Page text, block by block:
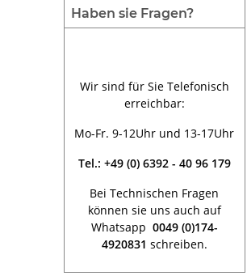
Haben sie Fragen?
Wir sind für Sie Telefonisch
erreichbar:
Mo-Fr. 9-12Uhr und 13-17Uhr
Tel.: +49 (0) 6392 - 40 96 179
Bei Technischen Fragen
können sie uns auch auf
Whatsapp 0049 (0)174-
4920831 schreiben.